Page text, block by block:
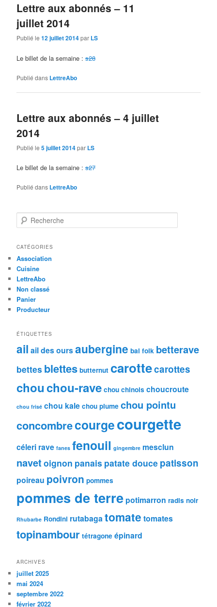
Lettre aux abonnés – 11
juillet 2014
Publié le12 juillet 2014par LS
Le billet de la semaine :s28
Publié dans LettreAbo
Lettre aux abonnés – 4 juillet
2014
Publié le5 juillet 2014par LS
Le billet de la semaine :s27
Publié dans LettreAbo
e
h
r
c
h
e
CATÉGORIES
Association
Cuisine
LettreAbo
Non classé
Panier
Producteur
ÉTIQUETTES
ail ail des oursaubergine bal folk betterave
bettes blettes butternut carottecarottes
chouchou-rave chou chinois choucroute
chou frisé chou kale chou plume chou pointu
concombrecourgecourgette
céleri rave fanes fenouil gingembre mesclun
navet oignon panais patate douce patisson
poireau poivron pommes
pommes de terre potimarron radis noir
Rhubarbe Rondini rutabaga tomate tomates
topinambour tétragone épinard
ARCHIVES
juillet 2025
mai 2024
septembre 2022
février 2022